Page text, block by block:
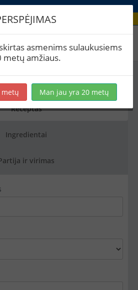
Receptas
Ingredientai
ir virimas
asmenims sulaukusiems
metų amžiaus.
Man jau yra 20 metų